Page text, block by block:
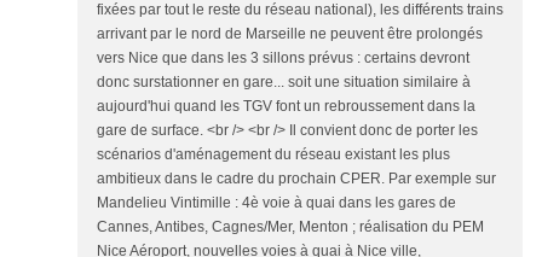
fixées par tout le reste du réseau national), les différents trains
arrivant par le nord de Marseille ne peuvent être prolongés
vers Nice que dans les 3 sillons prévus : certains devront
donc surstationner en gare... soit une situation similaire à
aujourd'hui quand les TGV font un rebroussement dans la
gare de surface. <br /> <br /> Il convient donc de porter les
scénarios d'aménagement du réseau existant les plus
ambitieux dans le cadre du prochain CPER. Par exemple sur
Mandelieu Vintimille : 4è voie à quai dans les gares de
Cannes, Antibes, Cagnes/Mer, Menton ; réalisation du PEM
Nice Aéroport, nouvelles voies à quai à Nice ville,